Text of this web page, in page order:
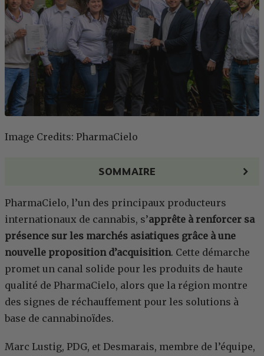
Image Credits: PharmaCielo
SOMMAIRE
PharmaCielo, l’un des principaux producteurs
internationaux de cannabis, s’apprête à renforcer sa
présence sur les marchés asiatiques grâce à une
nouvelle proposition d’acquisition. Cette démarche
promet un canal solide pour les produits de haute
qualité de PharmaCielo, alors que la région montre
des signes de réchauffement pour les solutions à
base de cannabinoïdes.
Marc Lustig, PDG, et Desmarais, membre de l’équipe,